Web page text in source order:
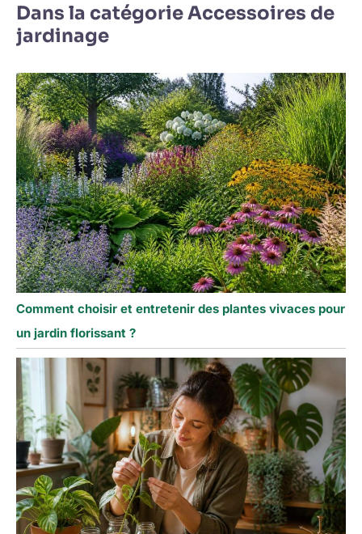
Dans la catégorie Accessoires de
jardinage
Comment choisir et entretenir des plantes vivaces pour
un jardin florissant ?